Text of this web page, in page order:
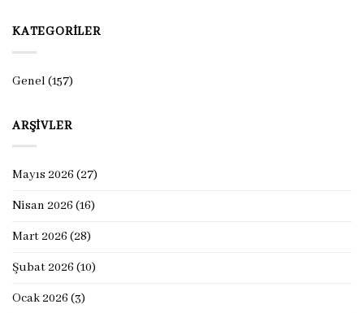
KATEGORILER
Genel(157)
ARŞIVLER
Mayıs 2026 (27)
Nisan 2026 (16)
Mart 2026 (28)
Şubat 2026 (10)
Ocak 2026 (3)